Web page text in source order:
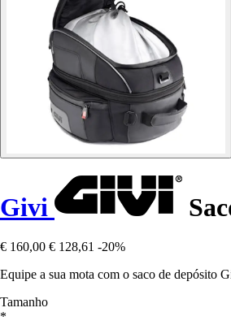
Givi
€ 160,00 € 128,61 -20%
Equipe a sua mota com o saco de
Tamanho
*